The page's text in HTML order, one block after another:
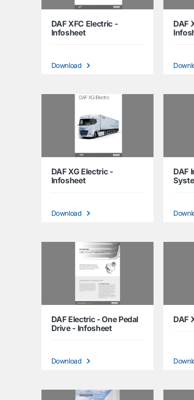
DAF XFC Electric -
Infosheet
Download
DAF
DAF XG Electric -
Infosheet
Download
DAF
DAF Electric - One Pedal
Drive - Infosheet
Download
DAF